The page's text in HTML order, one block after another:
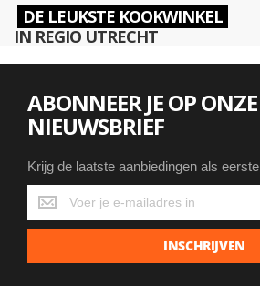
DE LEUKSTE KOOKWINKEL
IN REGIO UTRECHT
ABONNEER JE OP ONZE
NIEUWSBRIEF
Krijg de laatste aanbiedingen als eerste
Krijg
de
laatste
INSCHRIJVEN